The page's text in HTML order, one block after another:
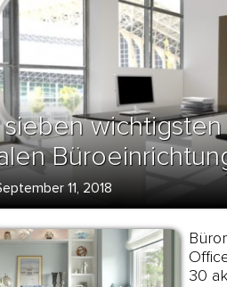
11, 2018
30